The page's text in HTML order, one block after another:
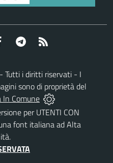
Facebook Telegram
- Tutti i diritti riservati - I
sono di proprietà del
In Comune
per UTENTI CON
font italiana ad Alta